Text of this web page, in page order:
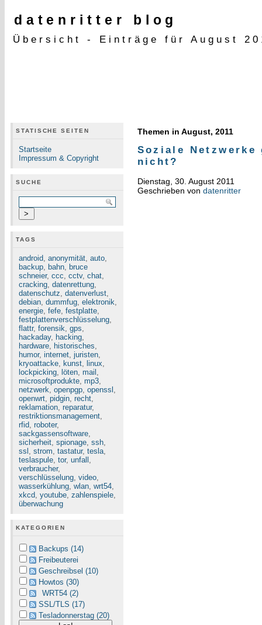
datenritter blog
Übersicht - Einträge für August
STATISCHE SEITEN
Startseite
Impressum & Copyright
SUCHE
TAGS
android, anonymität, auto,
backup, bahn, bruce
schneier, ccc, cctv, chat,
cracking, datenrettung,
datenschutz, datenverlust,
debian, dummfug, elektronik,
energie, fefe, festplatte,
festplattenverschlüsselung,
flattr, forensik, gps,
hackaday, hacking,
hardware, historisches,
humor, internet, juristen,
kryoattacke, kunst, linux,
lockpicking, löten, mail ,
microsoftprodukte, mp3,
netzwerk, openpgp, openssl ,
openwrt, pidgin, recht,
reklamation, reparatur,
restriktionsmanagement,
rfid, roboter,
sackgassensoftware,
sicherheit, spionage, ssh,
ssl , strom, tastatur, tesla,
teslaspule, tor, unfall ,
verbraucher,
verschlüsselung, video,
wasserkühlung, wlan, wrt54,
xkcd, youtube, zahlenspiele,
überwachung
KATEGORIEN
Backups (14)
Freibeuterei
Geschreibsel (10)
Howtos (30)
WRT54 (2)
SSL/TLS (17)
Tesladonnerstag (20)
Themen in August, 2011
Soziale
nicht?
Dienstag, 30. August 2011
Geschrieben von datenritter